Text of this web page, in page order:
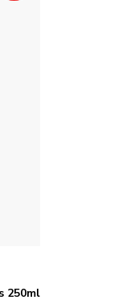
250ml